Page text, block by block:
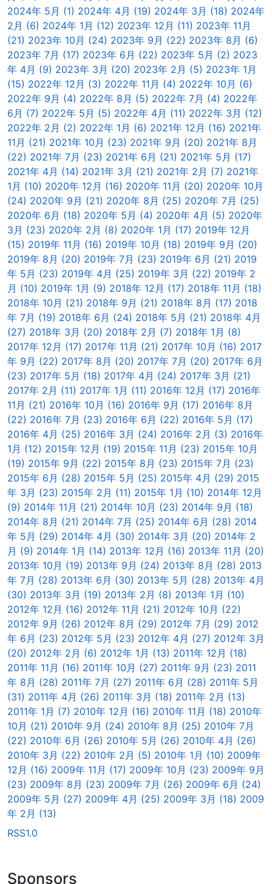
2024年 5月 (1) 2024年 4月 (19) 2024年 3月 (18) 2024年
2月 (6) 2024年 1月 (12) 2023年 12月 (11) 2023年 11月
(21) 2023年 10月 (24) 2023年 9月 (22) 2023年 8月 (6)
2023年 7月 (17) 2023年 6月 (22) 2023年 5月 (2) 2023
年 4月 (9) 2023年 3月 (20) 2023年 2月 (5) 2023年 1月
(15) 2022年 12月 (3) 2022年 11月 (4) 2022年 10月 (6)
2022年 9月 (4) 2022年 8月 (5) 2022年 7月 (4) 2022年
6月 (7) 2022年 5月 (5) 2022年 4月 (11) 2022年 3月 (12)
2022年 2月 (2) 2022年 1月 (6) 2021年 12月 (16) 2021年
11月 (21) 2021年 10月 (23) 2021年 9月 (20) 2021年 8月
(22) 2021年 7月 (23) 2021年 6月 (21) 2021年 5月 (17)
2021年 4月 (14) 2021年 3月 (21) 2021年 2月 (7) 2021年
1月 (10) 2020年 12月 (16) 2020年 11月 (20) 2020年 10月
(24) 2020年 9月 (21) 2020年 8月 (25) 2020年 7月 (25)
2020年 6月 (18) 2020年 5月 (4) 2020年 4月 (5) 2020年
3月 (23) 2020年 2月 (8) 2020年 1月 (17) 2019年 12月
(15) 2019年 11月 (16) 2019年 10月 (18) 2019年 9月 (20)
2019年 8月 (20) 2019年 7月 (23) 2019年 6月 (21) 2019
年 5月 (23) 2019年 4月 (25) 2019年 3月 (22) 2019年 2
月 (10) 2019年 1月 (9) 2018年 12月 (17) 2018年 11月 (18)
2018年 10月 (21) 2018年 9月 (21) 2018年 8月 (17) 2018
年 7月 (19) 2018年 6月 (24) 2018年 5月 (21) 2018年 4月
(27) 2018年 3月 (20) 2018年 2月 (7) 2018年 1月 (8)
2017年 12月 (17) 2017年 11月 (21) 2017年 10月 (16) 2017
年 9月 (22) 2017年 8月 (20) 2017年 7月 (20) 2017年 6月
(23) 2017年 5月 (18) 2017年 4月 (24) 2017年 3月 (21)
2017年 2月 (11) 2017年 1月 (11) 2016年 12月 (17) 2016年
11月 (21) 2016年 10月 (16) 2016年 9月 (17) 2016年 8月
(22) 2016年 7月 (23) 2016年 6月 (22) 2016年 5月 (17)
2016年 4月 (25) 2016年 3月 (24) 2016年 2月 (3) 2016年
1月 (12) 2015年 12月 (19) 2015年 11月 (23) 2015年 10月
(19) 2015年 9月 (22) 2015年 8月 (23) 2015年 7月 (23)
2015年 6月 (28) 2015年 5月 (25) 2015年 4月 (29) 2015
年 3月 (23) 2015年 2月 (11) 2015年 1月 (10) 2014年 12月
(9) 2014年 11月 (21) 2014年 10月 (23) 2014年 9月 (18)
2014年 8月 (21) 2014年 7月 (25) 2014年 6月 (28) 2014
年 5月 (29) 2014年 4月 (30) 2014年 3月 (20) 2014年 2
月 (9) 2014年 1月 (14) 2013年 12月 (16) 2013年 11月 (20)
2013年 10月 (19) 2013年 9月 (24) 2013年 8月 (28) 2013
年 7月 (28) 2013年 6月 (30) 2013年 5月 (28) 2013年 4月
(30) 2013年 3月 (19) 2013年 2月 (8) 2013年 1月 (10)
2012年 12月 (16) 2012年 11月 (21) 2012年 10月 (22)
2012年 9月 (26) 2012年 8月 (29) 2012年 7月 (29) 2012
年 6月 (23) 2012年 5月 (23) 2012年 4月 (27) 2012年 3月
(20) 2012年 2月 (6) 2012年 1月 (13) 2011年 12月 (18)
2011年 11月 (16) 2011年 10月 (27) 2011年 9月 (23) 2011
年 8月 (28) 2011年 7月 (27) 2011年 6月 (28) 2011年 5月
(31) 2011年 4月 (26) 2011年 3月 (18) 2011年 2月 (13)
2011年 1月 (7) 2010年 12月 (16) 2010年 11月 (18) 2010年
10月 (21) 2010年 9月 (24) 2010年 8月 (25) 2010年 7月
(22) 2010年 6月 (26) 2010年 5月 (26) 2010年 4月 (26)
2010年 3月 (22) 2010年 2月 (5) 2010年 1月 (10) 2009年
12月 (16) 2009年 11月 (17) 2009年 10月 (23) 2009年 9月
(23) 2009年 8月 (23) 2009年 7月 (26) 2009年 6月 (24)
2009年 5月 (27) 2009年 4月 (25) 2009年 3月 (18) 2009
年 2月 (13)
RSS1.0
Sponsors